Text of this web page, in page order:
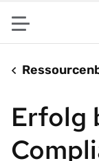
Menu
Erfolg